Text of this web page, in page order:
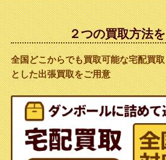
２つの買取方法
全国どこからでも買取可能な宅配買
とした出張買取をご用意